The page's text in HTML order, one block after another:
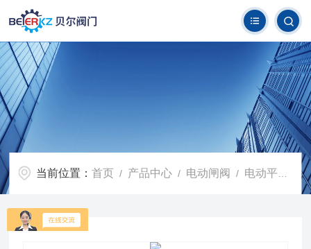
当前位置：首页 / 产品中心 / 电动闸阀 / 电动平板闸阀